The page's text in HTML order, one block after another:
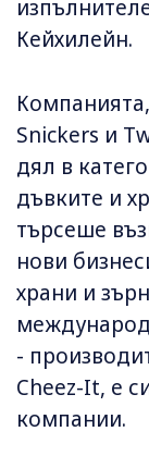
Кейхилейн.
Snickers и
дял в
дъвките и
търсеше
нови
храни и
-
Cheez-It, е
компании.